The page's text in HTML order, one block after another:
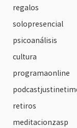
regalos
solopresencial
psicoanálisis
cultura
programaonline
retiros
meditacionzasp